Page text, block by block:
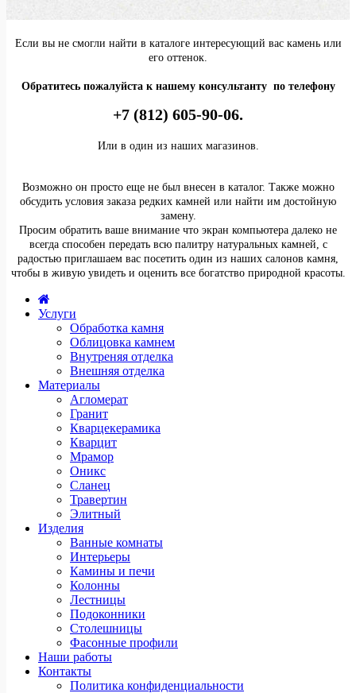
Если вы не смогли найти в каталоге интересующий вас камень или
его оттенок.
Обратитесь пожалуйста к нашему консультанту по телефону
+7 (812) 605-90-06.
Или в один из наших магазинов.
Возможно он просто еще не был внесен в каталог. Также можно
обсудить условия заказа редких камней или найти им достойную
замену.
Просим обратить ваше внимание что экран компьютера далеко не
всегда способен передать всю палитру натуральных камней, с
радостью приглашаем вас посетить один из наших салонов камня,
чтобы в живую увидеть и оценить все богатство природной красоты.
Услуги
Обработка камня
Облицовка камнем
Внутреняя отделка
Внешняя отделка
Материалы
Агломерат
Гранит
Кварцекерамика
Кварцит
Мрамор
Оникс
Сланец
Травертин
Элитный
Изделия
Ванные комнаты
Интерьеры
Камины и печи
Колонны
Лестницы
Подоконники
Столешницы
Фасонные профили
Наши работы
Контакты
Политика конфиденциальности